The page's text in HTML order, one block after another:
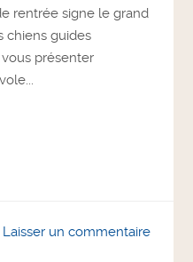
rentrée signe le grand
chiens guides
vous présenter
Laisser un commentaire